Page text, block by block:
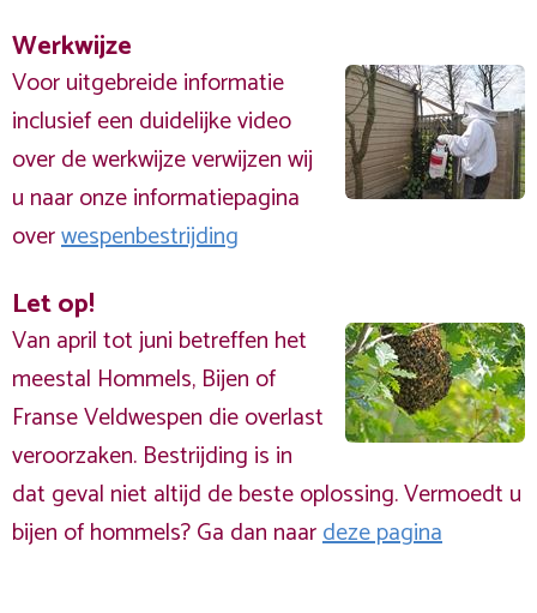
Werkwijze
Voor uitgebreide informatie
inclusief een duidelijke video
over de werkwijze verwijzen wij
u naar onze informatiepagina
overwespenbestrijding
Let op!
Van april tot juni betreffen het
meestal Hommels, Bijen of
Franse Veldwespen die overlast
veroorzaken. Bestrijding is in
dat geval niet altijd de beste oplossing. Vermoedt u
bijen of hommels? Ga dan naardeze pagina